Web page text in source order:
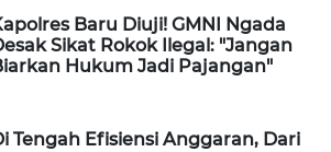
Baru Diuji! GMNI Ngada
Sikat Rokok Ilegal: "Jangan
Hukum Jadi Pajangan"
Tengah Efisiensi Anggaran, Dari